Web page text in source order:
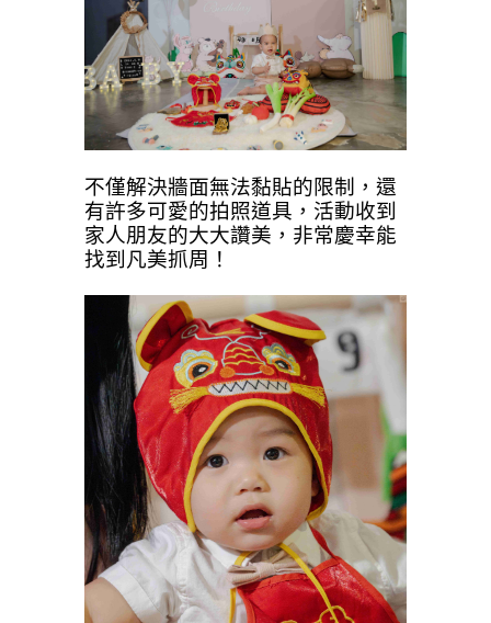
不僅解決牆面無法黏貼的限制，還
有許多可愛的拍照道具，活動收到
家人朋友的大大讚美，非常慶幸能
找到凡美抓周！